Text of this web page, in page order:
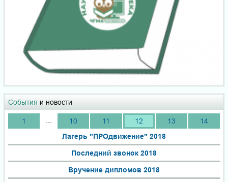
События и новости
1 10 11 12 13
14
Лагерь "ПРОдвижение" 2018
Последний звонок 2018
Вручение дипломов 2018